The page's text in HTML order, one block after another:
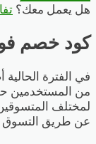
هل يعمل معك؟
كود خصم فورديل
في الفترة
من المستخدمين
عن طريق التسوق